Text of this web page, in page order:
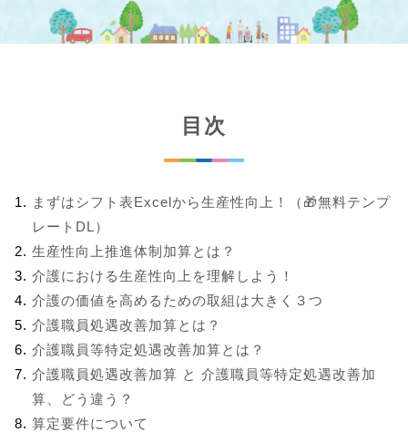
目次
まずはシフト表Excelから生産性向上！（🎁無料テンプ
レートDL）
生産性向上推進体制加算とは？
介護における生産性向上を理解しよう！
介護の価値を高めるための取組は大きく３つ
介護職員処遇改善加算とは？
介護職員等特定処遇改善加算とは？
介護職員処遇改善加算 と 介護職員等特定処遇改善加
算、どう違う？
算定要件について